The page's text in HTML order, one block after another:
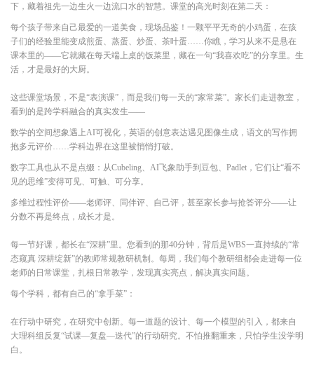
下，藏着祖先一边生火一边流口水的智慧。课堂的高光时刻在第二天：
每个孩子带来自己最爱的一道美食，现场品鉴！一颗平平无奇的小鸡蛋，在孩
子们的经验里能变成煎蛋、蒸蛋、炒蛋、茶叶蛋……你瞧，学习从来不是悬在
课本里的——它就藏在每天端上桌的饭菜里，藏在一句“我喜欢吃”的分享里。生
活，才是最好的大厨。
这些课堂场景，不是“表演课”，而是我们每一天的“家常菜”。家长们走进教室，
看到的是跨学科融合的真实发生——
数学的空间想象遇上AI可视化，英语的创意表达遇见图像生成，语文的写作拥
抱多元评价……学科边界在这里被悄悄打破。
数字工具也从不是点缀：从Cubeling、AI飞象助手到豆包、Padlet，它们让“看不
见的思维”变得可见、可触、可分享。
多维过程性评价——老师评、同伴评、自己评，甚至家长参与抢答评分——让
分数不再是终点，成长才是。
每一节好课，都长在“深耕”里。您看到的那40分钟，背后是WBS一直持续的“常
态窥真 深耕绽新”的教师常规教研机制。每周，我们每个教研组都会走进每一位
老师的日常课堂，扎根日常教学，发现真实亮点，解决真实问题。
每个学科，都有自己的“拿手菜”：
在行动中研究，在研究中创新。每一道题的设计、每一个模型的引入，都来自
大理科组反复“试课—复盘—迭代”的行动研究。不怕推翻重来，只怕学生没学明
白。